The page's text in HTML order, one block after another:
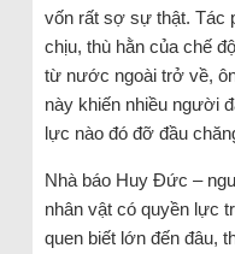
vốn rất sợ sự thật. Tác
chịu, thù hằn của chế
từ nước ngoài trở về,
này khiến nhiều người
lực nào đó đỡ đầu
Nhà báo Huy Đức –
nhân vật có quyền lực
quen biết lớn đến đâu,